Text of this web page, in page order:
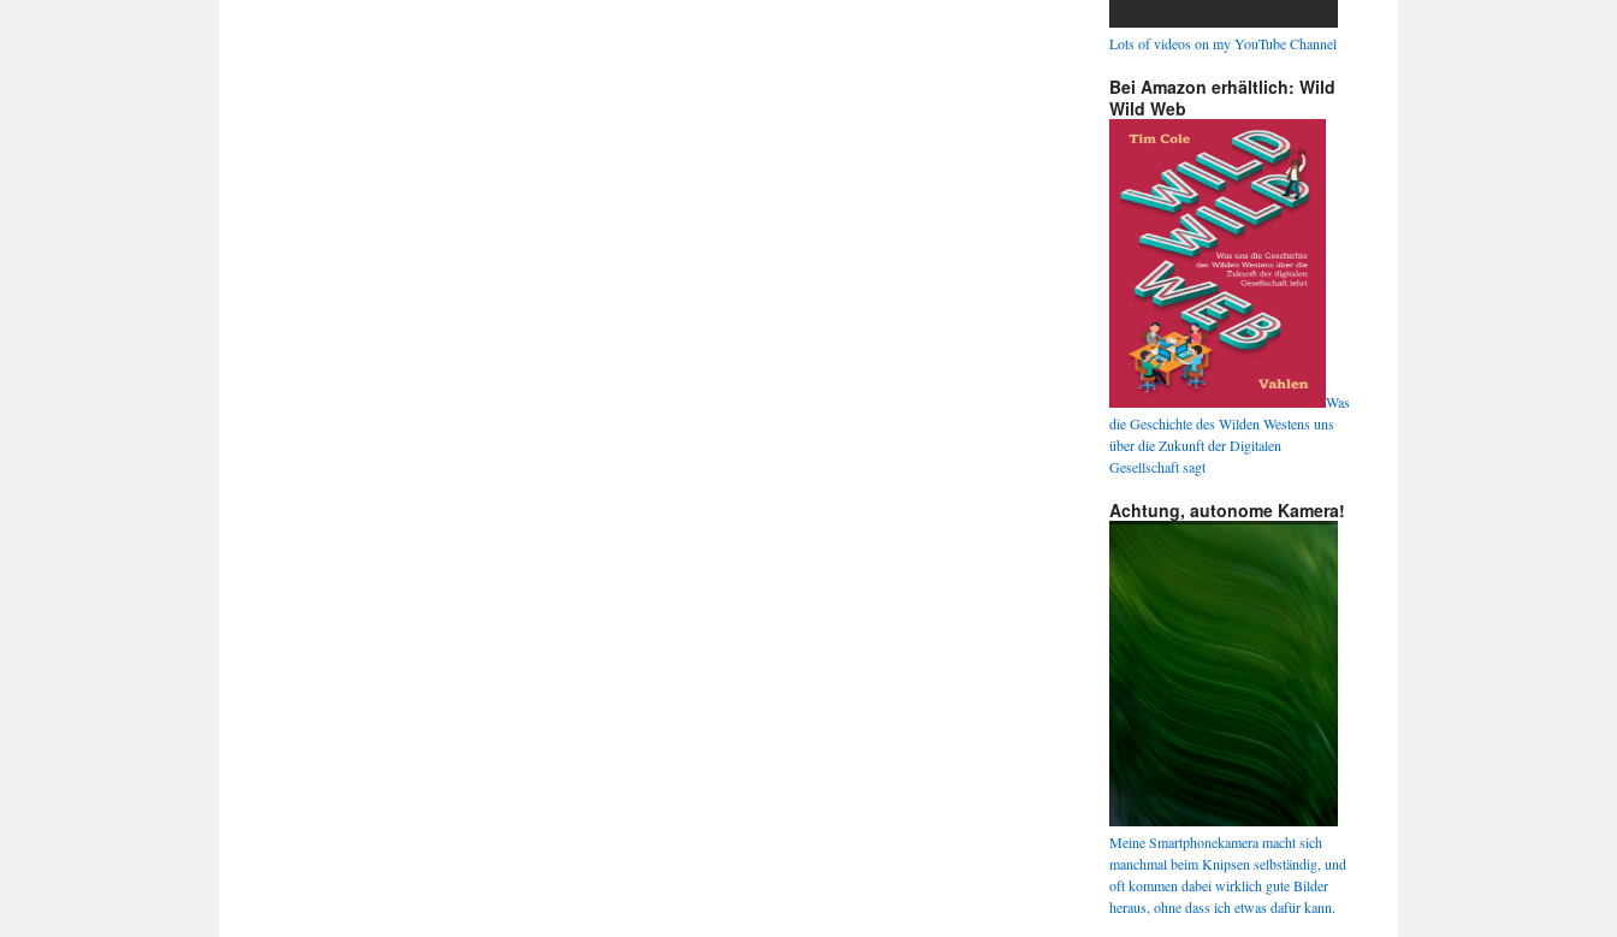
Lots of videos on my YouTube Channel
Bei Amazon erhältlich: Wild
Wild Web
Was
die Geschichte des Wilden Westens uns
über die Zukunft der Digitalen
Gesellschaft sagt
Achtung, autonome Kamera!
Meine Smartphonekamera macht sich
manchmal beim Knipsen selbständig, und
oft kommen dabei wirklich gute Bilder
heraus, ohne dass ich etwas dafür kann.